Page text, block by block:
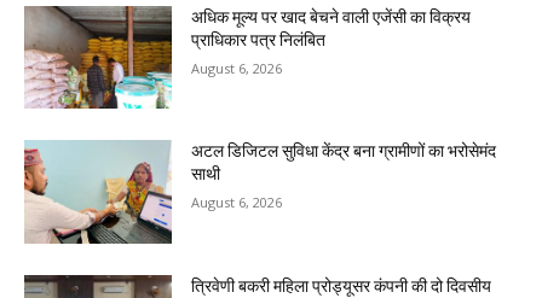
अधिक मूल्य पर खाद बेचने वाली एजेंसी का विक्रय
प्राधिकार पत्र निलंबित
August 6, 2026
अटल डिजिटल सुविधा केंद्र बना ग्रामीणों का भरोसेमंद
साथी
August 6, 2026
त्रिवेणी बकरी महिला प्रोड्यूसर कंपनी की दो दिवसीय